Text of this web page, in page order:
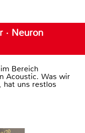
· Neuron
Bereich
Acoustic. Was wir
hat uns restlos